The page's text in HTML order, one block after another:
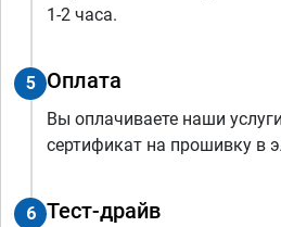
1-2 часа.
5 Оплата
Вы оплачиваете наши
сертификат на прошивку в
6 Тест-драйв